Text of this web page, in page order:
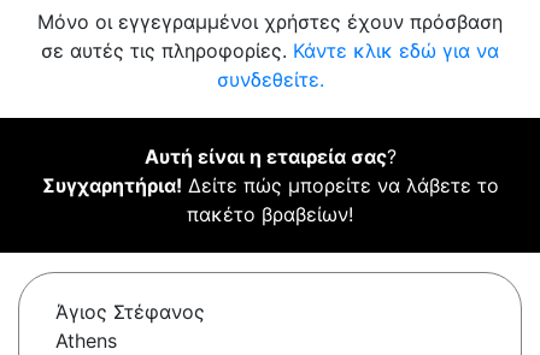
Μόνο οι εγγεγραμμένοι χρήστες έχουν πρόσβαση
σε αυτές τις πληροφορίες. Κάντε κλικ εδώ για να
συνδεθείτε.
Αυτή είναι η εταιρεία σας?
Συγχαρητήρια! Δείτε πώς μπορείτε να λάβετε το
πακέτο βραβείων!
Άγιος Στέφανος
Athens